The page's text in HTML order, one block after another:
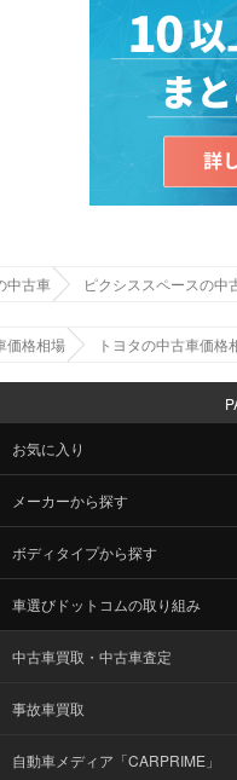
中古車 ピクシススペースの中
価格相場 トヨタの中古車価格
お気に入り
メーカーから探す
ボディタイプから探す
車選びドットコムの取り組み
中古車買取・中古車査定
事故車買取
自動車メディア「CARPRIME」